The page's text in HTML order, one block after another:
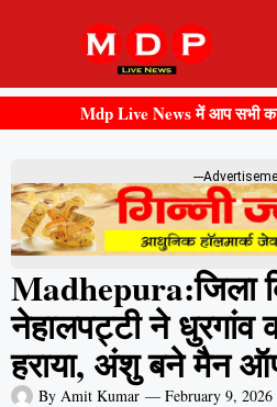
Mdp Live News में आप सभी का
---
Madhepura:जिला
नेहालपट्टी ने धुरगांव
हराया, अंशु बने मैन
By Amit Kumar — February 9, 2026